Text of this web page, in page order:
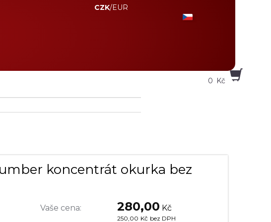
CZK/EUR
0 Kč
koncentrát okurka bez
Vaše cena: 280,00 Kč
250,00 Kč bez DPH